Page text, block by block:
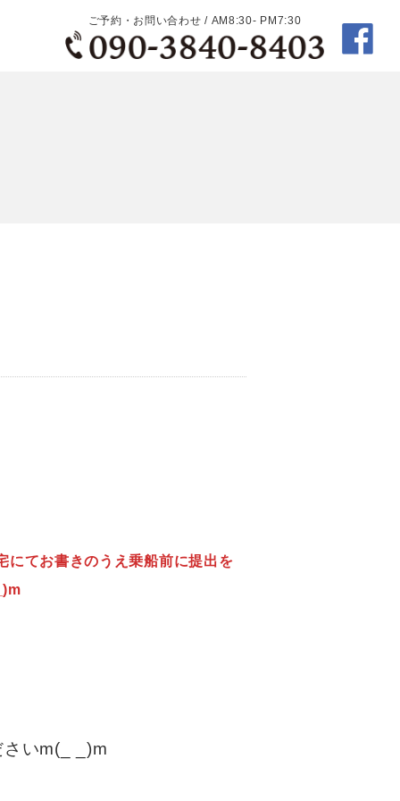
ご予約・お問い合わせ / AM8:30- PM7:30
てお書きのうえ乗船前に提出を
。
いm(_ _)m